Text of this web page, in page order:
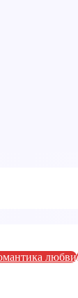
любви